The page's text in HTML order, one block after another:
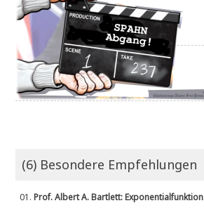
(6) Besondere Empfehlungen
01.Prof. Albert A. Bartlett: Exponentialfunktion